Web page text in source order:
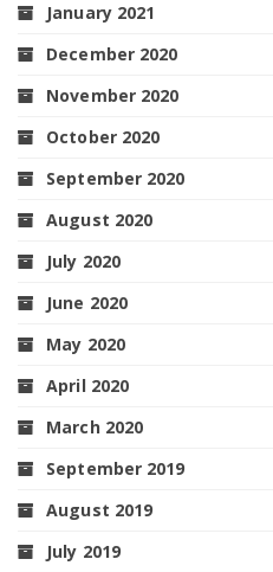
January 2021
December 2020
November 2020
October 2020
September 2020
August 2020
July 2020
June 2020
May 2020
April 2020
March 2020
September 2019
August 2019
July 2019